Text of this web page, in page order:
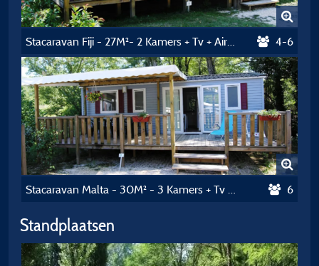
Stacaravan Fiji - 27M²- 2 Kamers + Tv + Airconditioning 4-6
Stacaravan Malta - 30M² - 3 Kamers + Tv + Airconditioning 6
Standplaatsen